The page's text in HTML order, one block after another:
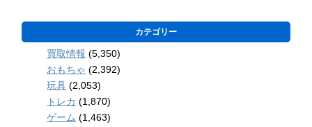
カテゴリー
買取情報 (5,350)
おもちゃ (2,392)
玩具 (2,053)
トレカ (1,870)
ゲーム (1,463)